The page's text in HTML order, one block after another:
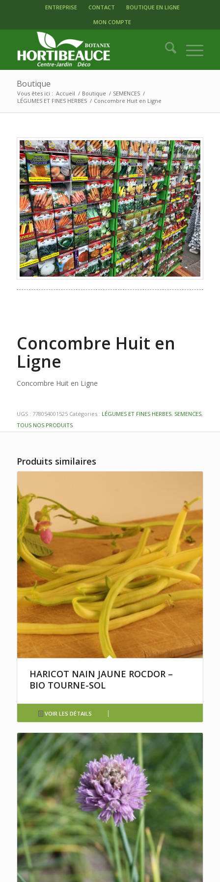
ENTREPRISE CONTACT
BOUTIQUE EN LIGNE
MON COMPTE
Boutique
Vous êtes ici : Accueil / Boutique / SEMENCES /
LÉGUMES ET FINES HERBES / Concombre Huit en Ligne
Concombre Huit en
Ligne
Concombre Huit en Ligne
UGS : 778054001525 Catégories : LÉGUMES ET FINES HERBES, SEMENCES,
TOUS NOS PRODUITS
Produits similaires
HARICOT NAIN JAUNE ROCDOR –
BIO TOURNE-SOL
VOIR LES DÉTAILS